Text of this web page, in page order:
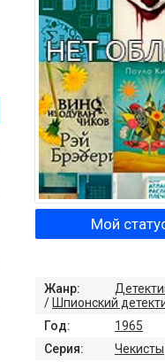
Мой
Жанр:
/ Шпионский
Год:
1965
Серия:
Чекисты